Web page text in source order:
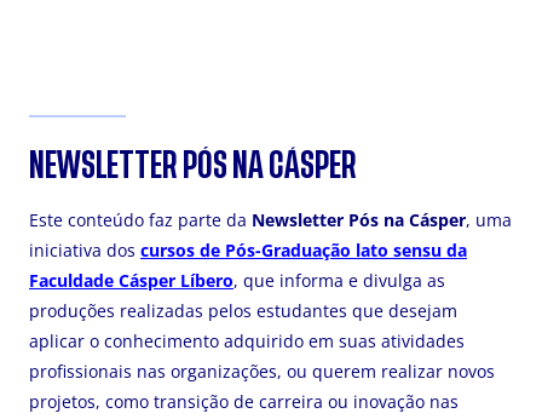
NEWSLETTER PÓS NA CÁSPER
Este conteúdo faz parte da Newsletter Pós na Cásper, uma
iniciativa dos cursos de Pós-Graduação lato sensu da
Faculdade Cásper Líbero, que informa e divulga as
produções realizadas pelos estudantes que desejam
aplicar o conhecimento adquirido em suas atividades
profissionais nas organizações, ou querem realizar novos
projetos, como transição de carreira ou inovação nas